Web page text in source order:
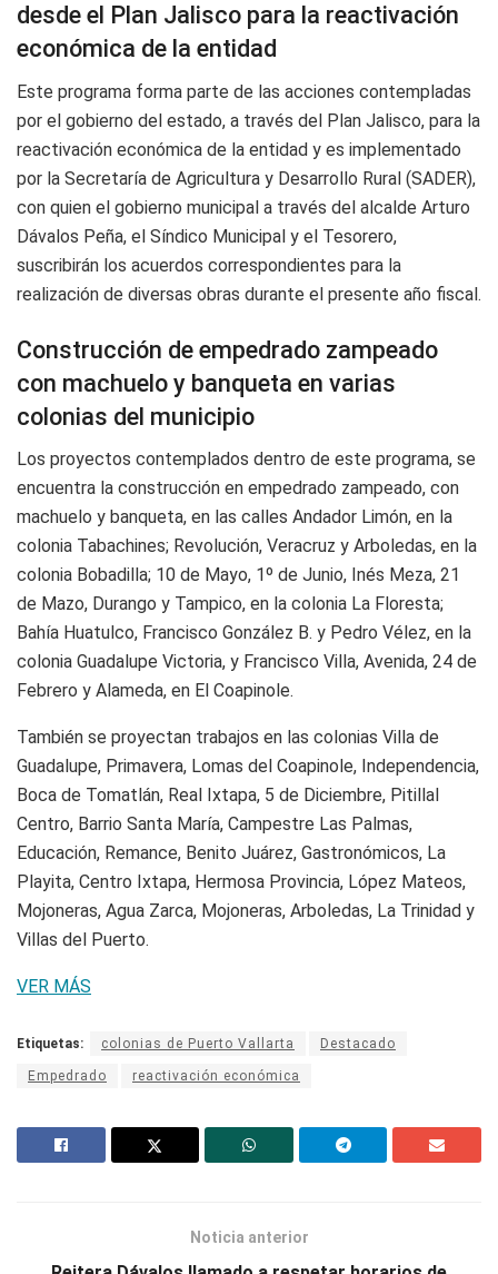
desde el Plan Jalisco para la reactivación
económica de la entidad
Este programa forma parte de las acciones contempladas
por el gobierno del estado, a través del Plan Jalisco, para la
reactivación económica de la entidad y es implementado
por la Secretaría de Agricultura y Desarrollo Rural (SADER),
con quien el gobierno municipal a través del alcalde Arturo
Dávalos Peña, el Síndico Municipal y el Tesorero,
suscribirán los acuerdos correspondientes para la
realización de diversas obras durante el presente año fiscal.
Construcción de empedrado zampeado
con machuelo y banqueta en varias
colonias del municipio
Los proyectos contemplados dentro de este programa, se
encuentra la construcción en empedrado zampeado, con
machuelo y banqueta, en las calles Andador Limón, en la
colonia Tabachines; Revolución, Veracruz y Arboledas, en la
colonia Bobadilla; 10 de Mayo, 1º de Junio, Inés Meza, 21
de Mazo, Durango y Tampico, en la colonia La Floresta;
Bahía Huatulco, Francisco González B. y Pedro Vélez, en la
colonia Guadalupe Victoria, y Francisco Villa, Avenida, 24 de
Febrero y Alameda, en El Coapinole.
También se proyectan trabajos en las colonias Villa de
Guadalupe, Primavera, Lomas del Coapinole, Independencia,
Boca de Tomatlán, Real Ixtapa, 5 de Diciembre, Pitillal
Centro, Barrio Santa María, Campestre Las Palmas,
Educación, Remance, Benito Juárez, Gastronómicos, La
Playita, Centro Ixtapa, Hermosa Provincia, López Mateos,
Mojoneras, Agua Zarca, Mojoneras, Arboledas, La Trinidad y
Villas del Puerto.
VER MÁS
Etiquetas: colonias de Puerto Vallarta Destacado
Empedrado reactivación económica
Noticia anterior